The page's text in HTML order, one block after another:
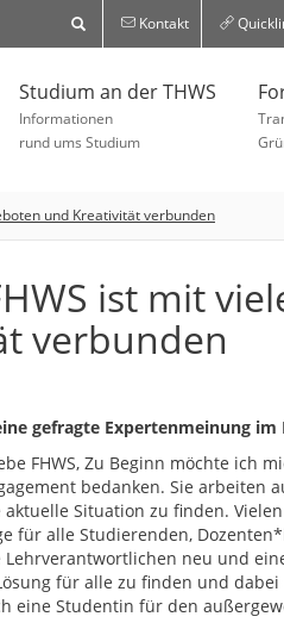
Kontakt
Studium an der THWS
Informationen
rund ums Studium
und Kreativität verbunden
ist mit
verbunden
gefragte Expertenmeinung
FHWS, Zu Beginn möchte ich
bedanken. Sie arbeiten
aktuelle Situation zu finden.
für alle Studierenden,
Lehrverantwortlichen neu und
für alle zu finden und
eine Studentin für den